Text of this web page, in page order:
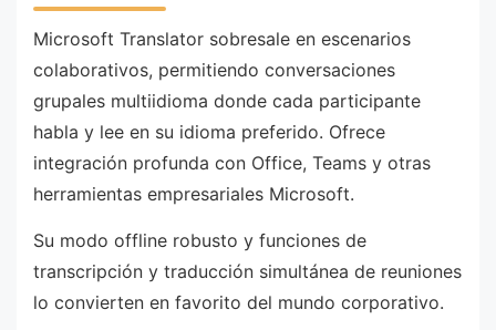
Microsoft Translator sobresale en escenarios
colaborativos, permitiendo conversaciones
grupales multiidioma donde cada participante
habla y lee en su idioma preferido. Ofrece
integración profunda con Office, Teams y otras
herramientas empresariales Microsoft.
Su modo offline robusto y funciones de
transcripción y traducción simultánea de reuniones
lo convierten en favorito del mundo corporativo.